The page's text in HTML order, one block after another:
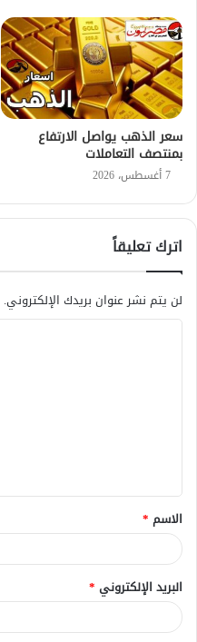
سعر الذهب يواصل الارتفاع
بمنتصف التعاملات
7 أغسطس، 2026
اترك تعليقاً
لن يتم نشر عنوان بريدك الإلكتروني.
ق
*
الاسم *
البريد الإلكتروني *